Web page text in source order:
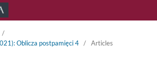
/
Oblicza postpamięci 4 / Articles